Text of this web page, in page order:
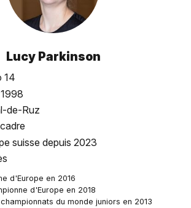
Lucy Parkinson
14
de-Ruz
suisse depuis 2023
d'Europe en 2016
d'Europe en 2018
du monde juniors en 2013